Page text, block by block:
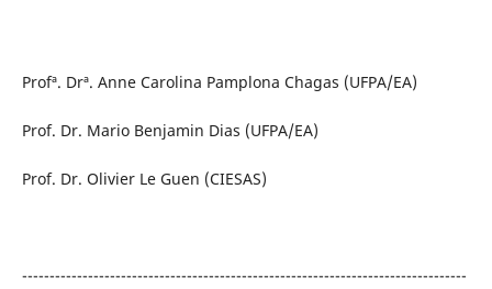
Profª. Drª. Anne Carolina Pamplona Chagas (UFPA/EA)
Prof. Dr. Mario Benjamin Dias (UFPA/EA)
Prof. Dr. Olivier Le Guen (CIESAS)
---------------------------------------------------------------------------------